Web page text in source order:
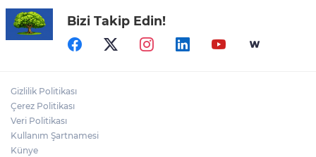
Yapay zekada onlarca uygulamanın
yerini tek asistan alabilir
ALİ BEKTAN yazdı: "ABD Türkiye’yi
Bizi Takip Edin!
Gizlilik Politikası
Çerez Politikası
Veri Politikası
Kullanım Şartnamesi
Künye